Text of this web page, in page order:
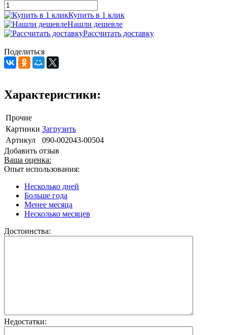
Купить в 1 клик
Нашли дешевле
Рассчитать доставку
Поделиться
Характеристики:
Прочие
Картинки Загрузить
Артикул
090-002043-00504
Добавить отзыв
Ваша оценка:
Опыт использования:
Несколько дней
Больше года
Менее месяца
Несколько месяцев
Достоинства:
Недостатки: